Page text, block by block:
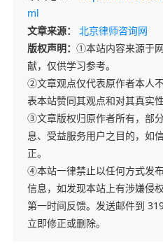
ml
文章来源：
北京律师咨询网
版权声明： ①本站内容来源于
献，仅供学习参考。
②文章观点仅代表原作者本人
表本站赞同其观点和对其真实性
③文章版权归原作者所有，部
息、受益服务用户之目的，如
正。
④本站一律禁止以任何方式发
信息，如发现本站上有涉嫌侵
第一时间反馈。发送邮件到
立即修正或删除。